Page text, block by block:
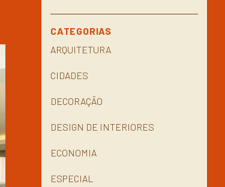
CATEGORIAS
ARQUITETURA
CIDADES
DECORAÇÃO
DESIGN DE INTERIORES
ECONOMIA
ESPECIAL